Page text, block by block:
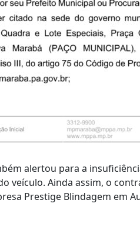
alertou para a
veículo. Ainda assim, o
Prestige Blindagem em